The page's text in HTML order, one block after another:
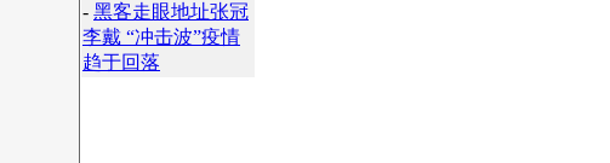
- 黑客走眼地址张冠
李戴 “冲击波”疫情
趋于回落